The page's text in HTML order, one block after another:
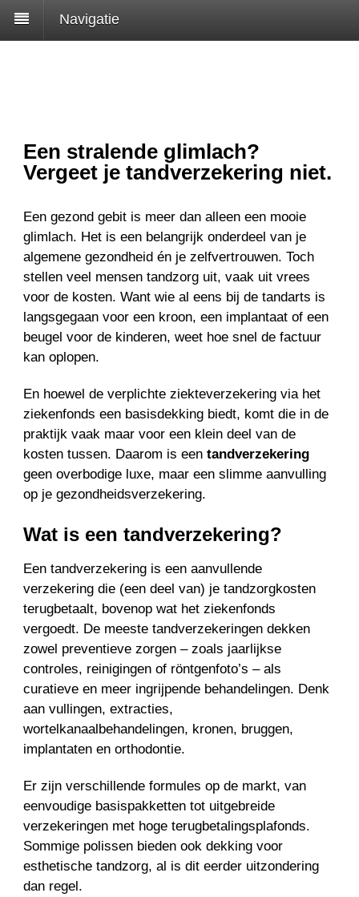
Navigatie
Een stralende glimlach?
Vergeet je tandverzekering niet.
Een gezond gebit is meer dan alleen een mooie
glimlach. Het is een belangrijk onderdeel van je
algemene gezondheid én je zelfvertrouwen. Toch
stellen veel mensen tandzorg uit, vaak uit vrees
voor de kosten. Want wie al eens bij de tandarts is
langsgegaan voor een kroon, een implantaat of een
beugel voor de kinderen, weet hoe snel de factuur
kan oplopen.
En hoewel de verplichte ziekteverzekering via het
ziekenfonds een basisdekking biedt, komt die in de
praktijk vaak maar voor een klein deel van de
kosten tussen. Daarom is eentandverzekering
geen overbodige luxe, maar een slimme aanvulling
op je gezondheidsverzekering.
Wat is een tandverzekering?
Een tandverzekering is een aanvullende
verzekering die (een deel van) je tandzorgkosten
terugbetaalt, bovenop wat het ziekenfonds
vergoedt. De meeste tandverzekeringen dekken
zowel preventieve zorgen – zoals jaarlijkse
controles, reinigingen of röntgenfoto’s – als
curatieve en meer ingrijpende behandelingen. Denk
aan vullingen, extracties,
wortelkanaalbehandelingen, kronen, bruggen,
implantaten en orthodontie.
Er zijn verschillende formules op de markt, van
eenvoudige basispakketten tot uitgebreide
verzekeringen met hoge terugbetalingsplafonds.
Sommige polissen bieden ook dekking voor
esthetische tandzorg, al is dit eerder uitzondering
dan regel.